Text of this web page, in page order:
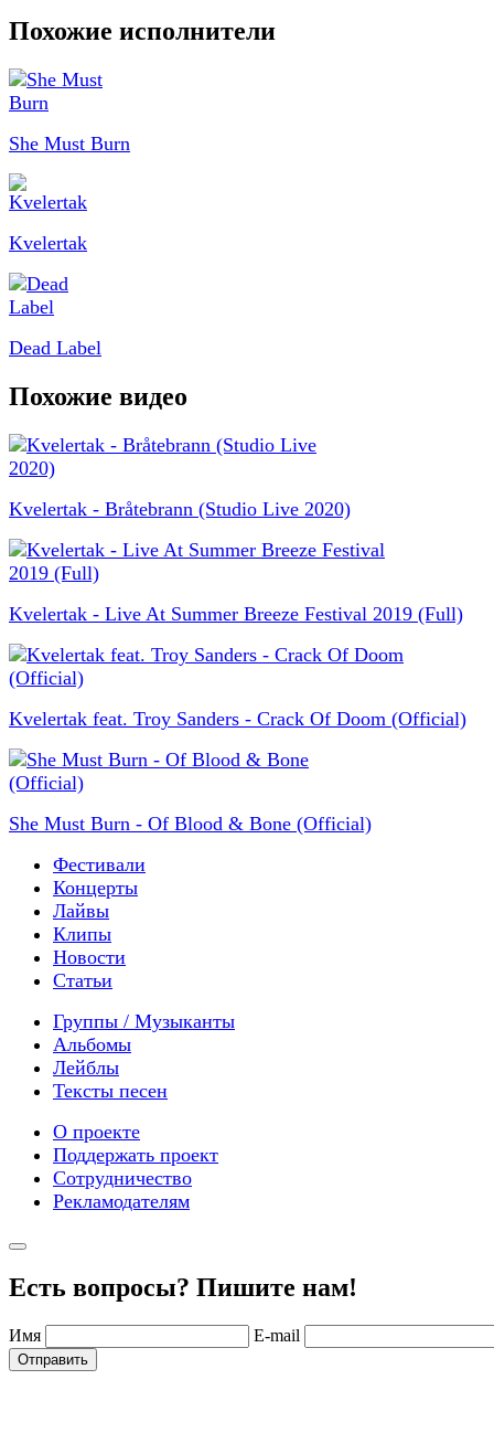
Похожие исполнители
She Must Burn
Kvelertak
Dead Label
Похожие видео
Kvelertak - Bråtebrann (Studio Live 2020)
Kvelertak - Live At Summer Breeze Festival 2019 (Full)
Kvelertak feat. Troy Sanders - Crack Of Doom (Official)
She Must Burn - Of Blood & Bone (Official)
Фестивали
Концерты
Лайвы
Клипы
Новости
Статьи
Группы / Музыканты
Альбомы
Лейблы
Тексты песен
О проекте
Поддержать проект
Сотрудничество
Рекламодателям
Есть вопросы? Пишите нам!
Имя E-mail